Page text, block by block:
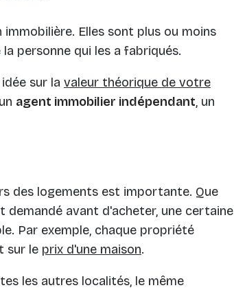
Elles sont plus ou moins
personne qui les a fabriqués.
sur la valeur théorique de votre
agent immobilier indépendant, un
des logements est importante. Que
demandé avant d'acheter, une certaine
Par exemple, chaque propriété
sur le prix d'une maison.
les autres localités, le même